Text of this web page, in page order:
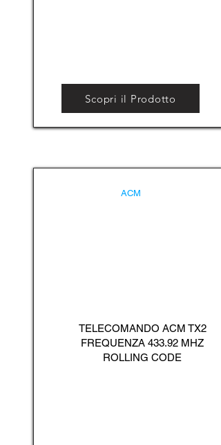
Scopri il Prodotto
ACM
TELECOMANDO ACM TX2
FREQUENZA 433.92 MHZ
ROLLING CODE